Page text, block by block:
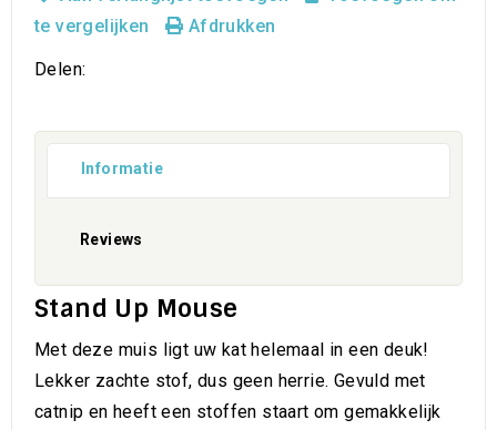
te vergelijken
Afdrukken
Delen:
Informatie
Reviews
Stand Up Mouse
Met deze muis ligt uw kat helemaal in een deuk!
Lekker zachte stof, dus geen herrie. Gevuld met
catnip en heeft een stoffen staart om gemakkelijk